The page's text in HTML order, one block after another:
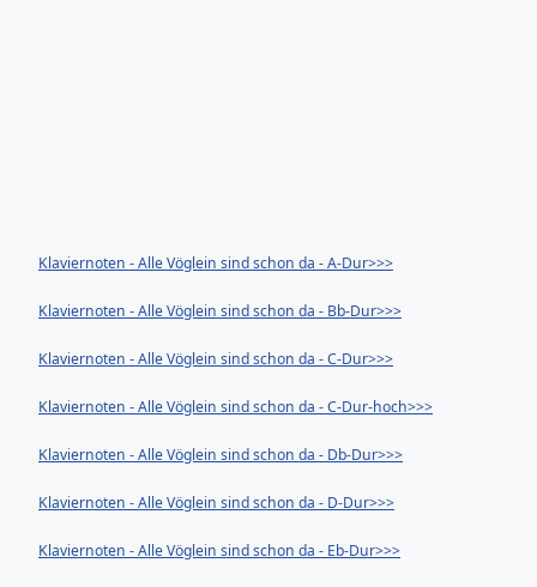
Klaviernoten - Alle Vöglein sind schon da - A-Dur>>>
Klaviernoten - Alle Vöglein sind schon da - Bb-Dur>>>
Klaviernoten - Alle Vöglein sind schon da - C-Dur>>>
Klaviernoten - Alle Vöglein sind schon da - C-Dur-hoch>>>
Klaviernoten - Alle Vöglein sind schon da - Db-Dur>>>
Klaviernoten - Alle Vöglein sind schon da - D-Dur>>>
Klaviernoten - Alle Vöglein sind schon da - Eb-Dur>>>